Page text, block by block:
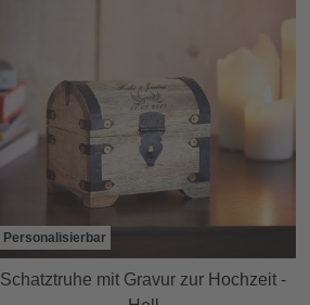
Personalisierbar
Schatztruhe mit Gravur zur Hochzeit -